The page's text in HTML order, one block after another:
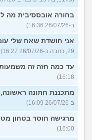
בחורה אובססיבית מה
ב-26/07/26 16:36)
אני חושדת שאח שלי
29, כתבה ב-26/07/26 16:27)
עד כמה חזה זה
16:18)
מתכננת חתונה
ב-26/07/26 16:09)
מרגישה חוסר בטחון
16:00)